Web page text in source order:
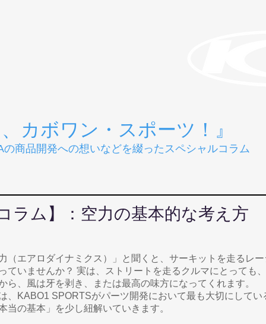
カボワン・スポーツ！』
商品開発への想いなどを綴ったスペシャルコラム
ラム】：空力の基本的な考え方
（エアロダイナミクス）」と聞くと、サーキットを走るレ
ていませんか？ 実は、ストリートを走るクルマにとっても
ら、風は牙を剥き、または最高の味方になってくれます。
、KABO1 SPORTSがパーツ開発において最も大切にして
当の基本」を少し紐解いていきます。